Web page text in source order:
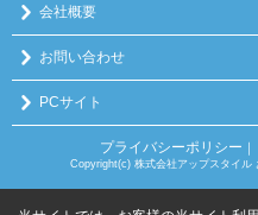
会社概要
お問い合わせ
PCサイト
プライバシーポリシー ｜
Copyright(c) 株式会社アップスタイル